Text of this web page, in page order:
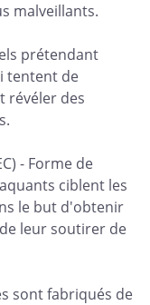
malveillants.
prétendant
tentent de
révéler des
- Forme de
ciblent les
le but d'obtenir
leur soutirer de
sont fabriqués de